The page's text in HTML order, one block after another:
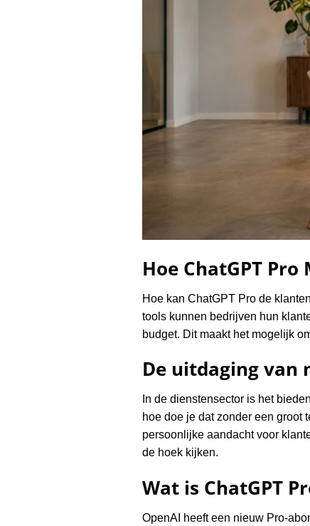
Hoe ChatGPT
Hoe kan ChatGPT Pro de
tools kunnen bedrijven hun
budget. Dit maakt het mogelijk
De uitdaging van
In de dienstensector is het
hoe doe je dat zonder een groot
persoonlijke aandacht voor
de hoek kijken.
Wat is ChatGPT
OpenAI heeft een nieuw Pro-